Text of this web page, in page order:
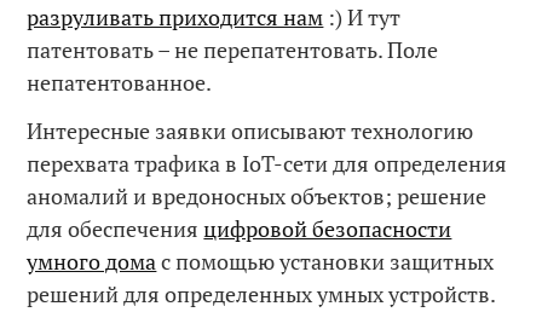
разруливать приходится нам :) И тут
патентовать – не перепатентовать. Поле
непатентованное.
Интересные заявки описывают технологию
перехвата трафика в IoT-сети для определения
аномалий и вредоносных объектов; решение
для обеспеченияцифровой безопасности
умного домас помощью установки защитных
решений для определенных умных устройств.